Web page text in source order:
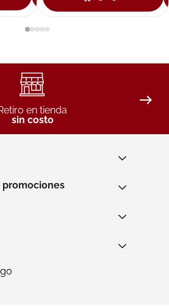
en tienda
sin costo
promociones